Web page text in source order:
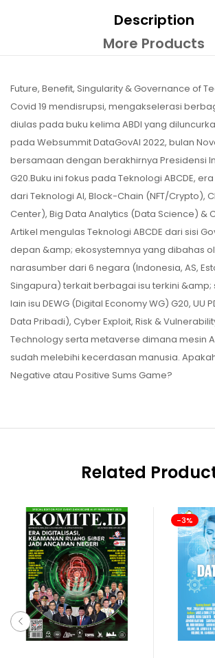
Description
More Products
Future, Benefit, Singularity & Governance of
Covid 19 mendisrupsi, mengakselerasi
diulas pada buku kelima ABDI yang
pada Websummit DataGovAI 2022, bulan
bersamaan dengan berakhirnya Presidensi
G20.Buku ini fokus pada Teknologi ABCDE,
dari Teknologi AI, Block-Chain (NFT/Crypto),
Center), Big Data Analytics (Data Science) &
Artikel mengulas Teknologi ABCDE dari sisi
depan &amp; ekosystemnya yang dibahas
narasumber dari 6 negara (Indonesia, AS,
Singapura) terkait berbagai isu terkini
lain isu DEWG (Digital Economy WG) G20, UU
Data Pribadi), Cyber Exploit, Risk &
Technology serta metaverse dimana mesin
sudah melebihi kecerdasan manusia.
Negative atau Positive Sums Game?
Related
-3%